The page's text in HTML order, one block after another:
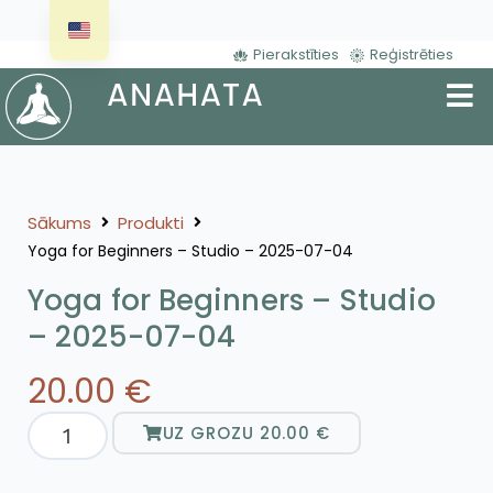
Pierakstīties Reģistrēties
Sākums Produkti
Yoga for Beginners – Studio – 2025-07-04
Yoga for Beginners – Studio
– 2025-07-04
20.00 €
UZ GROZU 20.00 €